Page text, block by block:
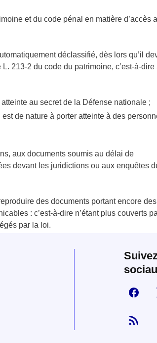
et du code pénal en matière d’accès
déclassifié, dès lors qu’il
213-2 du code du patrimoine, c’est-à-dire
au secret de la Défense nationale ;
de nature à porter atteinte à des
aux documents soumis au délai de
devant les juridictions ou aux enquêtes
des documents portant encore des
: c’est-à-dire n’étant plus couverts
par la loi.